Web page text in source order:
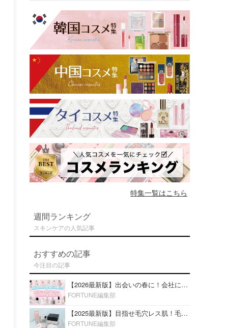
特集一覧はこちら
週間ランキング
スキンケアの人気記事
おすすめの記事
今注目の記事
【2026最新版】出会いの春に！会社にもおすすめの好印象な香水14選♡ビジネスの場での香水マナーも
FORTUNE編集部
【2025最新版】目指せ毛穴レス肌！毛穴を埋めて隠す「おすすめ部分用下地＆プライマー」ランキング♡
FORTUNE編集部